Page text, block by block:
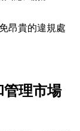
昂貴的違規處
管理市場